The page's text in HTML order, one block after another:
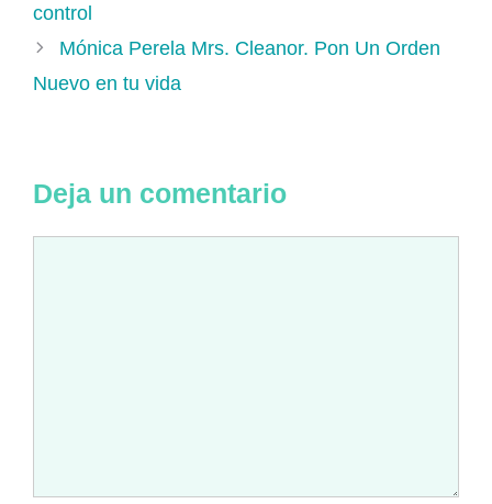
control
Mónica Perela Mrs. Cleanor. Pon Un Orden
Nuevo en tu vida
Deja un comentario